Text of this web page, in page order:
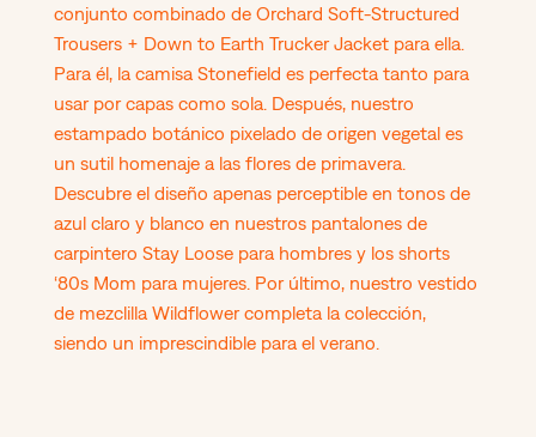
conjunto combinado de Orchard Soft-Structured
Trousers + Down to Earth Trucker Jacket para ella.
Para él, la camisa Stonefield es perfecta tanto para
usar por capas como sola. Después, nuestro
estampado botánico pixelado de origen vegetal es
un sutil homenaje a las flores de primavera.
Descubre el diseño apenas perceptible en tonos de
azul claro y blanco en nuestros pantalones de
carpintero Stay Loose para hombres y los shorts
‘80s Mom para mujeres. Por último, nuestro vestido
de mezclilla Wildflower completa la colección,
siendo un imprescindible para el verano.